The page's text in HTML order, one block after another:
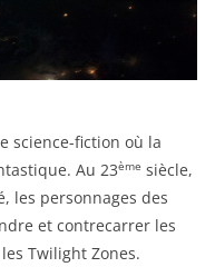
science-fiction où la
Au 23ème siècle,
les personnages des
et contrecarrer les
Twilight Zones.